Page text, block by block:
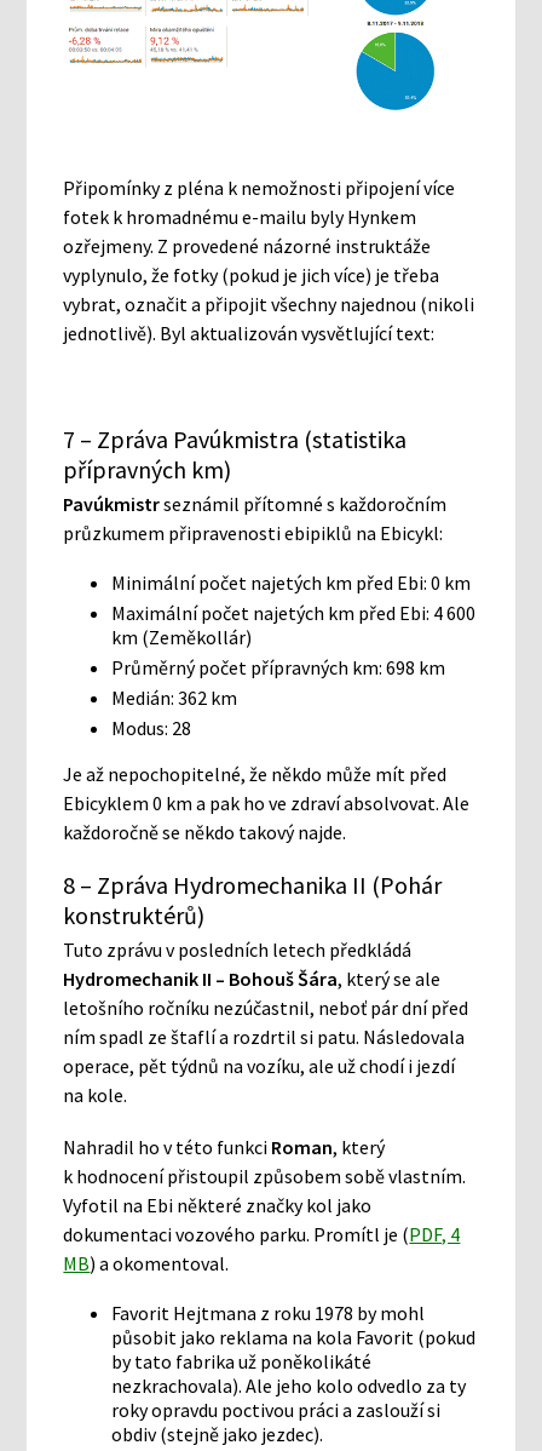
Připomínky z pléna k nemožnosti připojení více
fotek k hromadnému e-mailu byly Hynkem
ozřejmeny. Z provedené názorné instruktáže
vyplynulo, že fotky (pokud je jich více) je třeba
vybrat, označit a připojit všechny najednou (nikoli
jednotlivě). Byl aktualizován vysvětlující text:
7 – Zpráva Pavúkmistra (statistika
přípravných km)
Pavúkmistrseznámil přítomné s každoročním
průzkumem připravenosti ebipiklů na Ebicykl:
Minimální počet najetých km před Ebi: 0 km
Maximální počet najetých km před Ebi: 4 600
km (Zeměkollár)
Průměrný počet přípravných km: 698 km
Medián: 362 km
Modus: 28
Je až nepochopitelné, že někdo může mít před
Ebicyklem 0 km a pak ho ve zdraví absolvovat. Ale
každoročně se někdo takový najde.
8 – Zpráva Hydromechanika II (Pohár
konstruktérů)
Tuto zprávu v posledních letech předkládá
Hydromechanik II – Bohouš Šára, který se ale
letošního ročníku nezúčastnil, neboť pár dní před
ním spadl ze štaflí a rozdrtil si patu. Následovala
operace, pět týdnů na vozíku, ale už chodí i jezdí
na kole.
Nahradil ho v této funkci Roman, který
k hodnocení přistoupil způsobem sobě vlastním.
Vyfotil na Ebi některé značky kol jako
dokumentaci vozového parku. Promítl je (PDF, 4
MB) a okomentoval.
Favorit Hejtmana z roku 1978 by mohl
působit jako reklama na kola Favorit (pokud
by tato fabrika už poněkolikáté
nezkrachovala). Ale jeho kolo odvedlo za ty
roky opravdu poctivou práci a zaslouží si
obdiv (stejně jako jezdec).